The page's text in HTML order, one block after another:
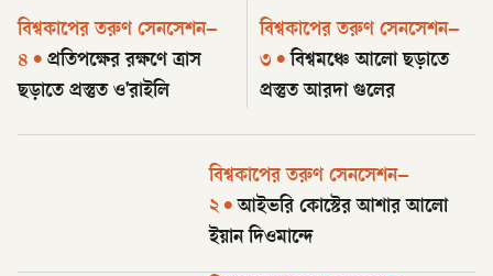
বিশ্বকাপের তরুণ সেনসেশন–
৪ • প্রতিপক্ষের রক্ষণে ত্রাস
ছড়াতে প্রস্তুত ও'রাইলি
বিশ্বকাপের তরুণ সেনসেশন–
৩ • বিশ্বমঞ্চে আলো ছড়াতে
প্রস্তুত আরদা গুলের
বিশ্বকাপের তরুণ সেনসেশন–
২ • আইভরি কোস্টের আশার আলো
ইয়ান দিওমান্দে